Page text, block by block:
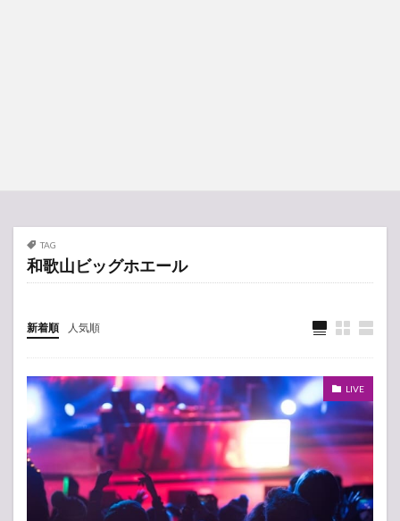
TAG
和歌山ビッグホエール
新着順 人気順
LIVE